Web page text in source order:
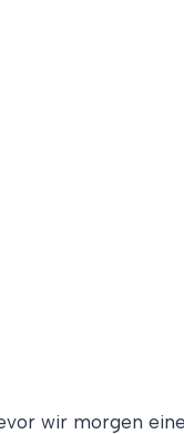
wir morgen